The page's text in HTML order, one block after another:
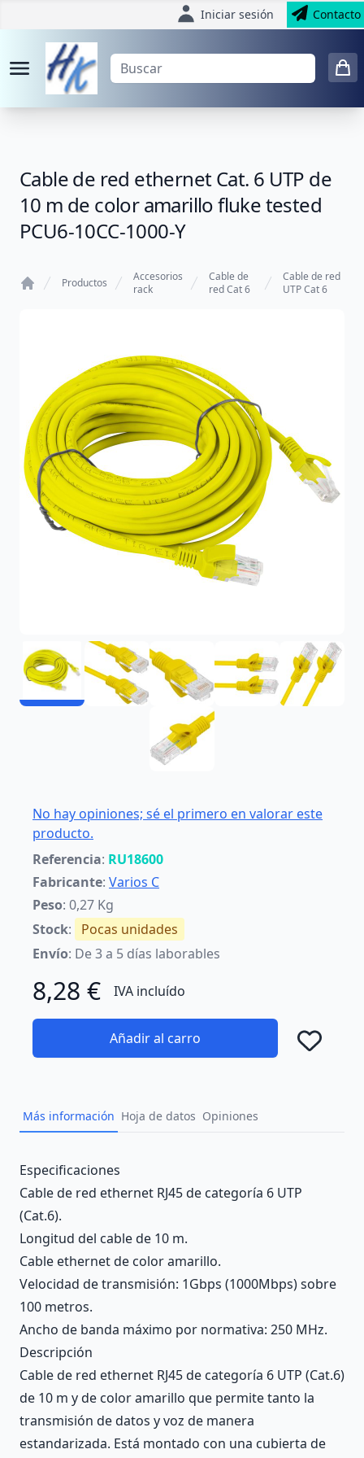
Iniciar sesión Contacto
Cable de red ethernet Cat. 6 UTP de
10 m de color amarillo fluke tested
PCU6-10CC-1000-Y
Productos
Accesorios
rack
Cable de
red Cat 6
Cable de red
UTP Cat 6
No hay opiniones; sé el primero en valorar este
producto.
Referencia: RU18600
Fabricante: Varios C
Peso: 0,27 Kg
Stock:
Pocas unidades
Envío: De 3 a 5 días laborables
8,28 € IVA incluído
Añadir al carro
Más información Hoja de datos Opiniones
Description
Especificaciones
Cable de red ethernet RJ45 de categoría 6 UTP
(Cat.6).
Longitud del cable de 10 m.
Cable ethernet de color amarillo.
Velocidad de transmisión: 1Gbps (1000Mbps) sobre
100 metros.
Ancho de banda máximo por normativa: 250 MHz.
Descripción
Cable de red ethernet RJ45 de categoría 6 UTP (Cat.6)
de 10 m y de color amarillo que permite tanto la
transmisión de datos y voz de manera
estandarizada. Está montado con una cubierta de